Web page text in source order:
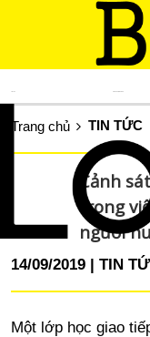
Trang chủ TIN TỨC
Cảnh
trong
người
14/09/2019 TIN
Một lớp học giao